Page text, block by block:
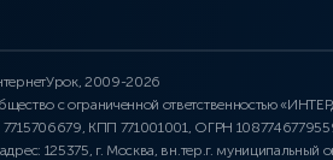
2009-2026
с ограниченной ответственностью
КПП 771001001, ОГРН
125375, г. Москва, вн.тер.г. муниципальный